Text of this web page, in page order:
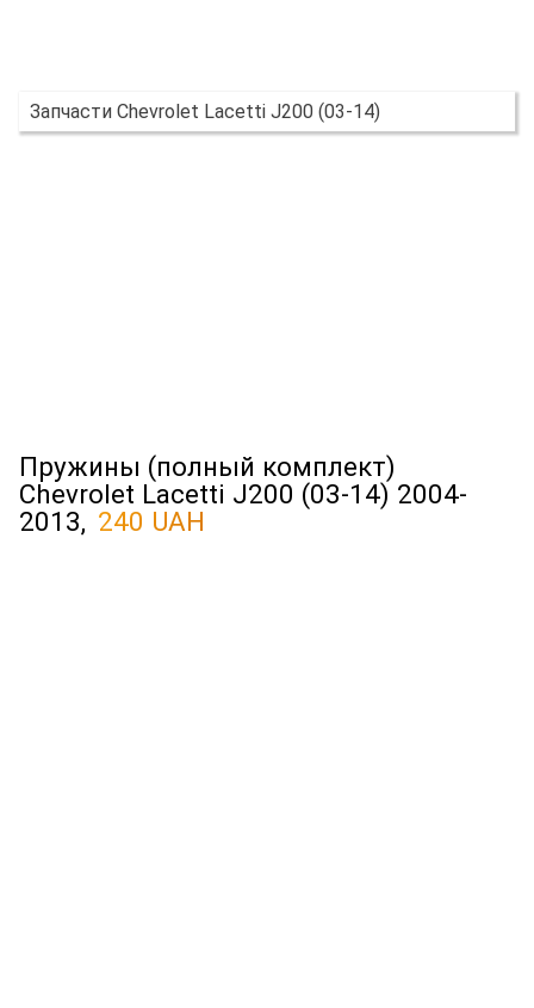
Запчасти Chevrolet Lacetti J200 (03-14)
Пружины (полный комплект)
Chevrolet Lacetti J200 (03-14) 2004-
2013, 240 UAH